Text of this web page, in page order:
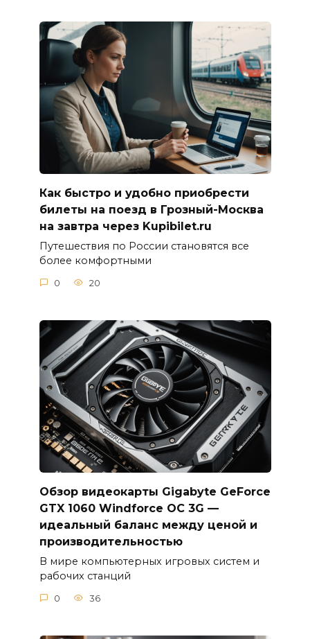
Как быстро и удобно приобрести
билеты на поезд в Грозный-Москва
на завтра через Kupibilet.ru
Путешествия по России становятся все
более комфортными
0 20
Обзор видеокарты Gigabyte GeForce
GTX 1060 Windforce OC 3G —
идеальный баланс между ценой и
производительностью
В мире компьютерных игровых систем и
рабочих станций
0 36